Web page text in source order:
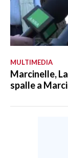
MULTIMEDIA
Marcinelle,
spalle a